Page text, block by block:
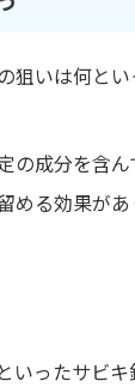
狙いは何とい
の成分を含
める効果があ
いったサビ